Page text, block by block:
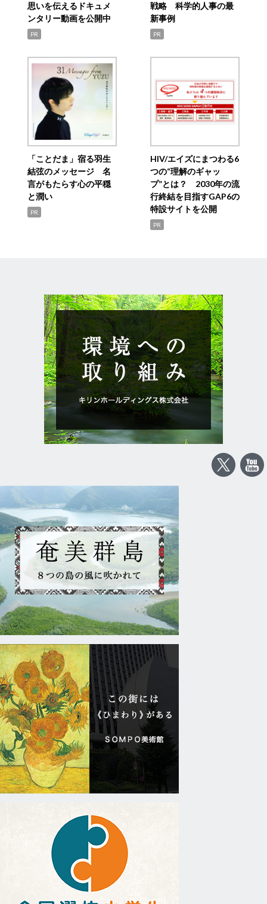
思いを伝えるドキュメ
ンタリー動画を公開中
PR
戦略 科学的人事の最
新事例
PR
「ことだま」宿る羽生
結弦のメッセージ 名
言がもたらす心の平穏
と潤い
PR
HIV/エイズにまつわる6
つの“理解のギャッ
プ”とは？ 2030年の流
行終結を目指すGAP6の
特設サイトを公開
PR